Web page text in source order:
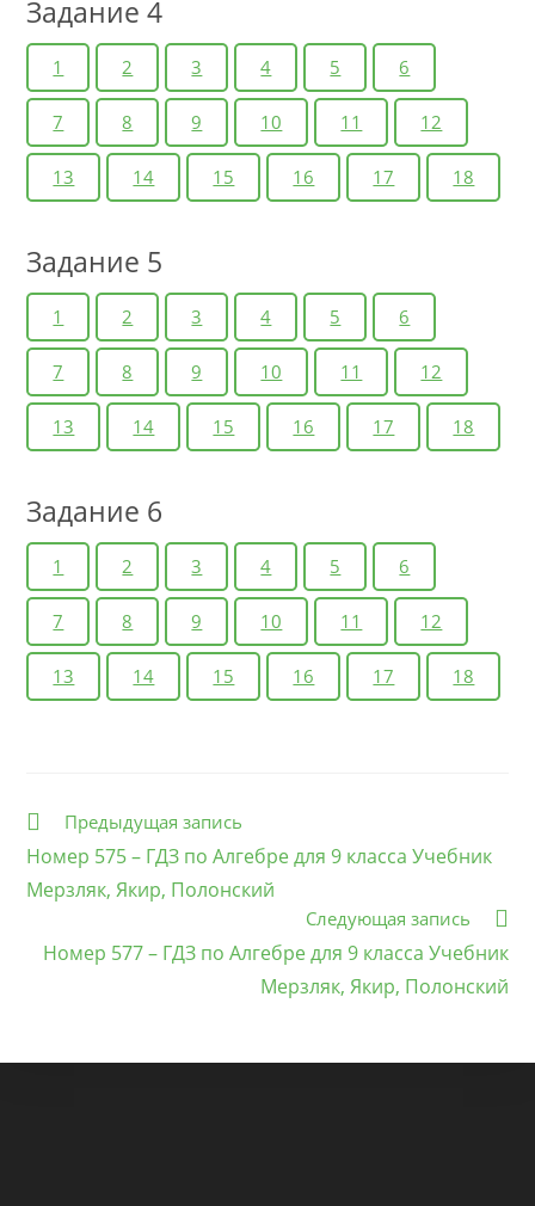
Задание 4
1 2 3 4 5 6
7 8 9 10 11 12
13 14 15 16 17 18
Задание 5
1 2 3 4 5 6
7 8 9 10 11 12
13 14 15 16 17 18
Задание 6
1 2 3 4 5 6
7 8 9 10 11 12
13 14 15 16 17 18
Еще
Предыдущая запись
Номер 575 – ГДЗ по Алгебре для 9 класса Учебник
Мерзляк, Якир, Полонский
Следующая запись
Номер 577 – ГДЗ по Алгебре для 9 класса Учебник
Мерзляк, Якир, Полонский